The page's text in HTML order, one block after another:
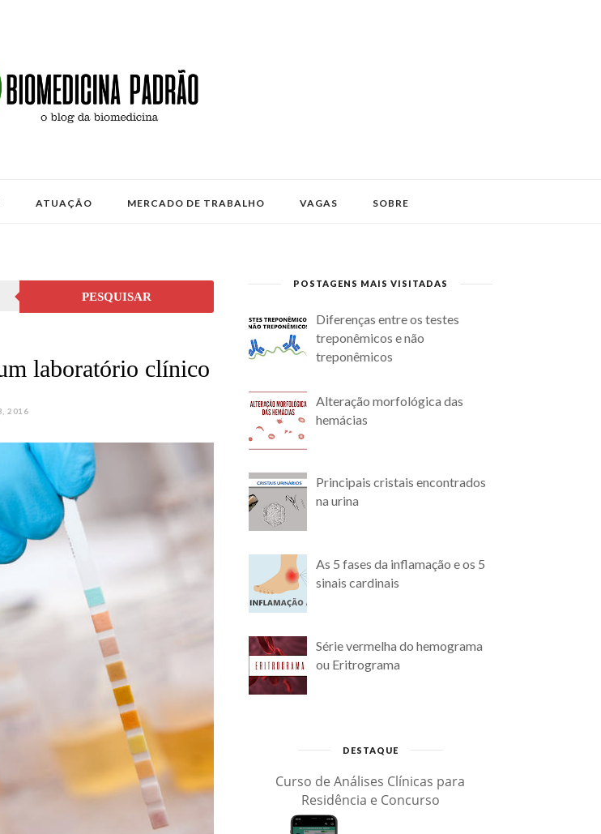
ATUAÇÃO MERCADO DE TRABALHO VAGAS SOBRE
PESQUISAR
laboratório clínico
2016
POSTAGENS MAIS VISITADAS
Diferenças entre os testes
treponêmicos e não
treponêmicos
Alteração morfológica das
hemácias
Principais cristais encontrados
na urina
As 5 fases da inflamação e os 5
sinais cardinais
Série vermelha do hemograma
ou Eritrograma
DESTAQUE
Curso de Análises Clínicas para
Residência e Concurso